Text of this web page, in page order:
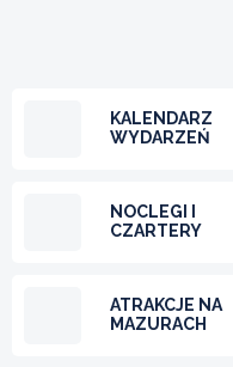
KALENDARZ
WYDARZEŃ
NOCLEGI I
CZARTERY
ATRAKCJE NA
MAZURACH